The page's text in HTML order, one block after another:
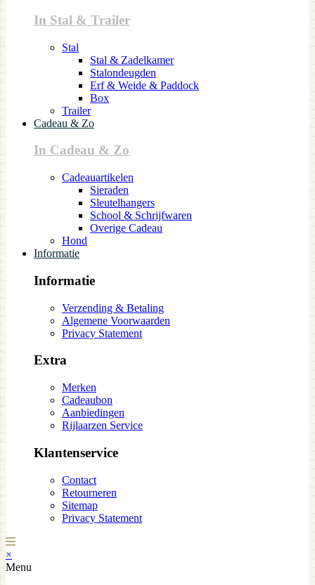
In Stal & Trailer
Stal
Stal & Zadelkamer
Stalondeugden
Erf & Weide & Paddock
Box
Trailer
Cadeau & Zo
In Cadeau & Zo
Cadeauartikelen
Sieraden
Sleutelhangers
School & Schrijfwaren
Overige Cadeau
Hond
Informatie
Informatie
Verzending & Betaling
Algemene Voorwaarden
Privacy Statement
Extra
Merken
Cadeaubon
Aanbiedingen
Rijlaarzen Service
Klantenservice
Contact
Retourneren
Sitemap
Privacy Statement
×
Menu